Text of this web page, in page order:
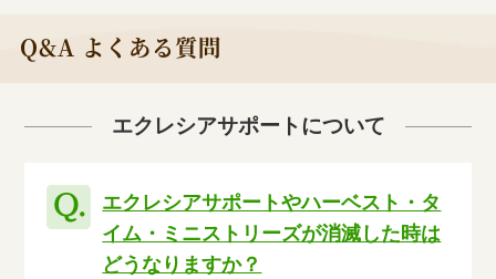
Q&A よくある質問
エクレシアサポートについて
エクレシアサポートやハーベスト・タ
イム・ミニストリーズが消滅した時は
どうなりますか？